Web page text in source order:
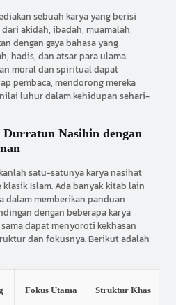
sebuah karya yang berisi
akidah, ibadah, muamalah,
dengan gaya bahasa yang
hadis, dan atsar para ulama.
moral dan spiritual dapat
pembaca, mendorong mereka
luhur dalam kehidupan sehari-
Nasihin dengan
satu-satunya karya nasihat
Islam. Ada banyak kitab lain
dalam memberikan panduan
dengan beberapa karya
dapat menyoroti kekhasan
dan fokusnya. Berikut adalah
Fokus Utama Struktur Khas